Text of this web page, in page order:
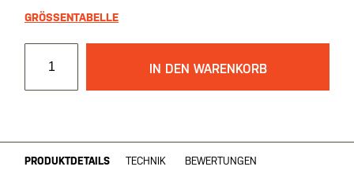
GRÖSSENTABELLE
IN DEN WARENKORB
PRODUKTDETAILS TECHNIK BEWERTUNGEN